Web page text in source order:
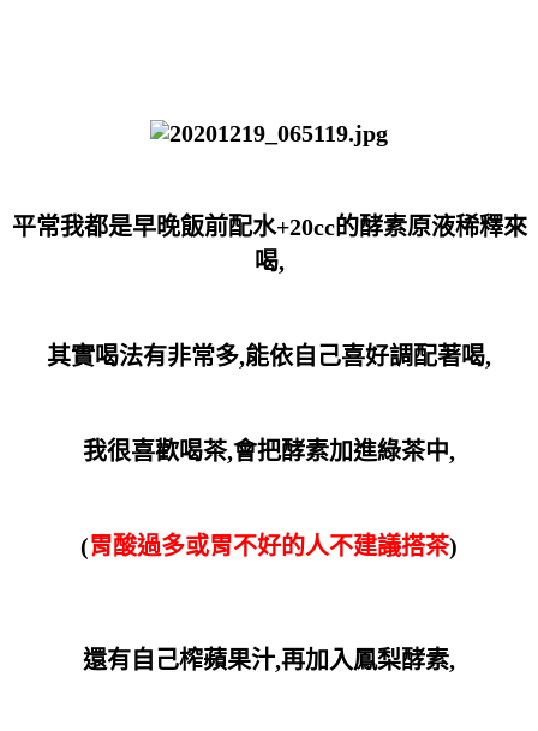
平常我都是早晚飯前配水+20cc的酵素原液稀釋來
喝,
其實喝法有非常多,能依自己喜好調配著喝,
我很喜歡喝茶,會把酵素加進綠茶中,
(胃酸過多或胃不好的人不建議搭茶)
還有自己榨蘋果汁,再加入鳳梨酵素,